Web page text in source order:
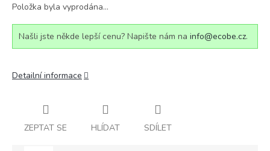
Položka byla vyprodána…
Našli jste někde lepší cenu? Napište nám na info@ecobe.cz.
Detailní informace
ZEPTAT SE HLÍDAT SDÍLET